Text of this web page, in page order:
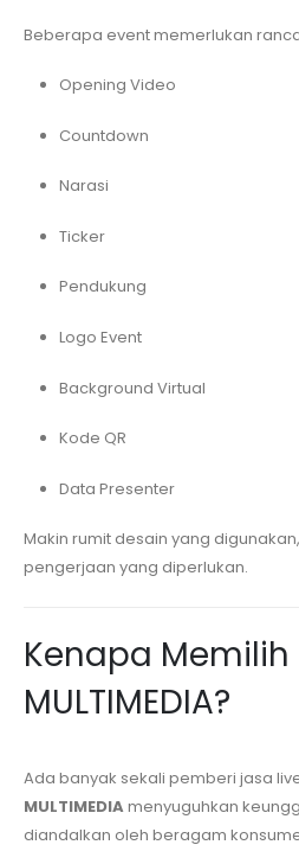
Beberapa event memerlukan
Opening Video
Countdown
Narasi
Ticker
Pendukung
Logo Event
Background Virtual
Kode QR
Data Presenter
Makin rumit desain yang
pengerjaan yang diperlukan.
Kenapa Memilih
MULTIMEDIA?
Ada banyak sekali pemberi jasa
MULTIMEDIAmenyuguhkan
diandalkan oleh beragam